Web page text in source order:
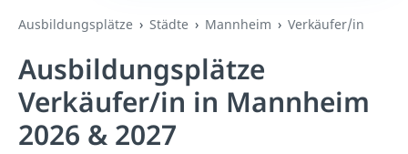
Ausbildungsplätze Städte Mannheim Verkäufer/in
Ausbildungsplätze
Verkäufer/in in Mannheim
2026 & 2027